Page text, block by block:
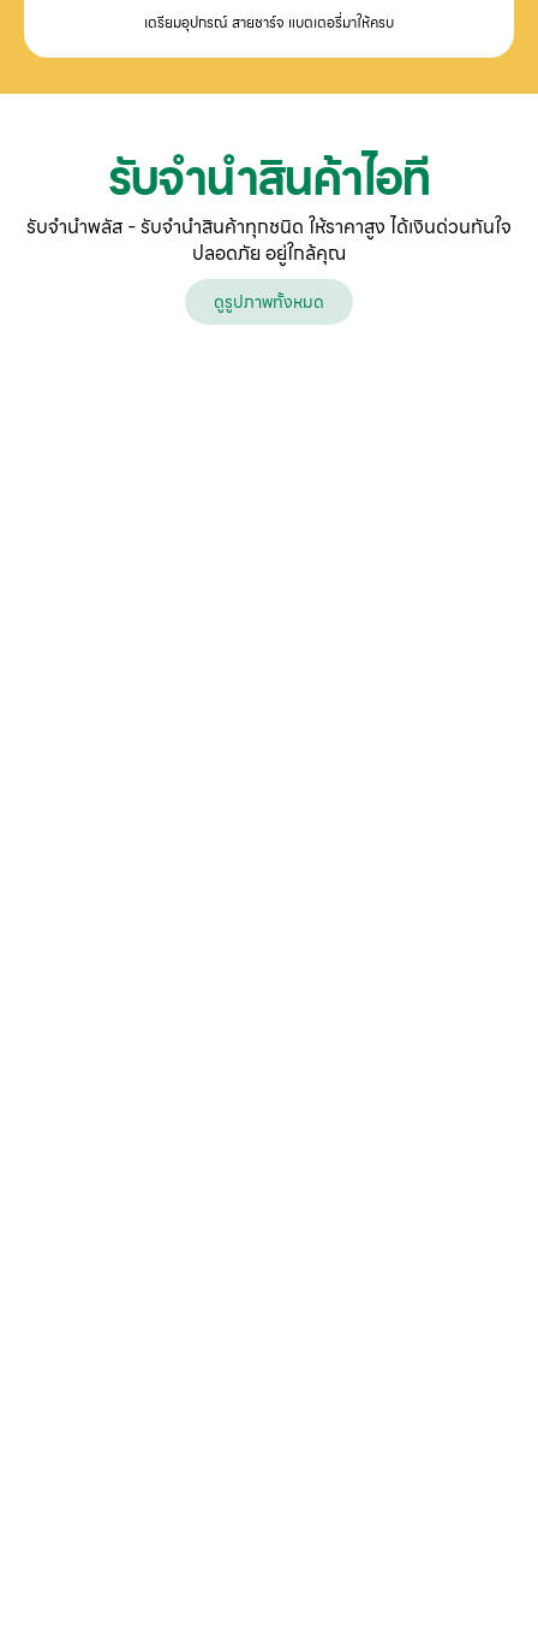
เตรียมอุปกรณ์ สายชาร์จ แบตเตอรี่มาให้ครบ
รับจำนำสินค้าไอที
รับจำนำพลัส - รับจำนำสินค้าทุกชนิด ให้ราคาสูง ได้เงินด่วนทันใจ
ปลอดภัย อยู่ใกล้คุณ
ดูรูปภาพทั้งหมด